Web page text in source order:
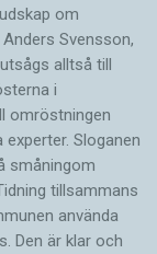
om
Svensson,
alltså till
i
omröstningen
Sloganen
småningom
tillsammans
använda
Den är klar och